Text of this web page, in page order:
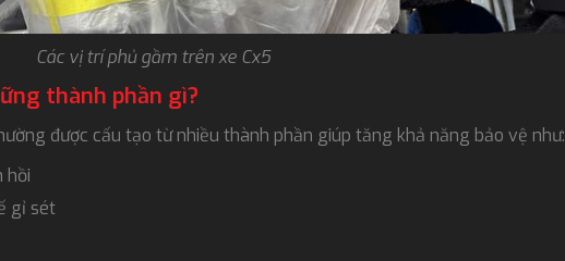
Các vị trí phủ gầm trên xe Cx5
thành phần gì?
được cấu tạo từ nhiều thành phần giúp tăng khả năng bảo vệ như:
hồi
gỉ sét